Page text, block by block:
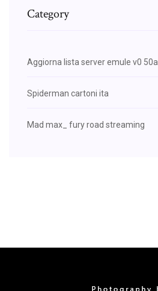
Category
Aggiorna lista server emule v0 50a
Spiderman cartoni ita
Mad max_ fury road streaming